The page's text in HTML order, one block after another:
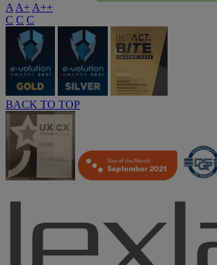
A A+ A++
C C C
BACK TO TOP